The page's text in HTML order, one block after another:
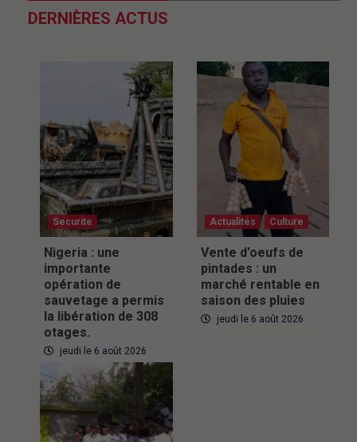
DERNIÈRES ACTUS
Securite
Nigeria : une
importante
opération de
sauvetage a permis
la libération de 308
otages.
jeudi le 6 août 2026
Actualités Culture
Vente d’oeufs de
pintades : un
marché rentable en
saison des pluies
jeudi le 6 août 2026